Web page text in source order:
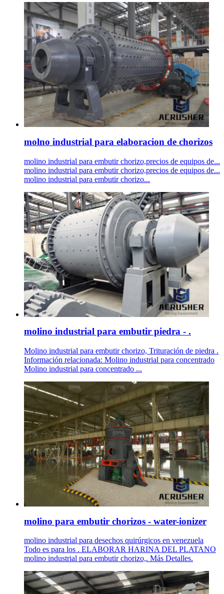
molno industrial para elaboracion de chorizos
molino industrial para embutir chorizo,precios de equipos de...
molino industrial para embutir chorizo,precios de equipos de...
molino industrial para embutir chorizo...
molino industrial para embutir piedra - .
Molino industrial para embutir chorizo, Trituración de piedra .
Información relacionada: Molino industrial para concentrado
Molino industrial para concentrado ...
molino para embutir chorizos - water-ionizer
molino industrial para desechos quirúrgicos en venezuela
Todo es para los . ELABORAR HARINA DEL PLATANO
molino industrial para embutir chorizo,. Más Detalles.